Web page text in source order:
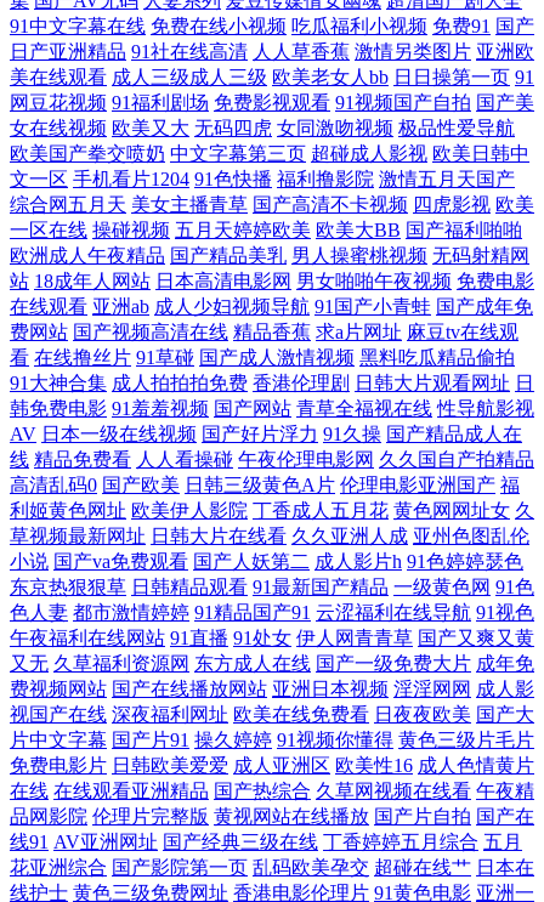
热播剧 日韩视频网址 成全高清在线观看免费 人人艹人人摸 最新免费电影
大全 混沌剑神完整版小说 亚洲欧美国产18 国产精品久线在线观看 十八免
费观看完整版电影 动漫在线观看免费全集 日韩在线中文天天更新 成人瑟
瑟网站 青青青色在线 最新中文字幕在线视 美女精品永久福利在线 深夜爽
爽爽福利动态图 成人性视频 欧美午夜群交 在线亚洲欧美观看 禁精品99黄
在线 午夜国产福 豆花国精品 91探花视频网站 97超碰论坛 人人操人人妻
俄罗斯理论片 亚州第一夜 久久精品久久精 91黑丝美女自慰 人成视频在线
观看 国产成人AV三级在线影院 国产二区 日韩AV无码网站 97电影在线免
另类操逼网 亚洲色123 国产精品日 视频偷拍一区18 成a人电影在线观看 色
呦呦在线 成人国产欧美在线 欧美伊人青青草原在线 肏屄不卡高清视频 欧
美日本α片免费 最近2019中文 久操大香 亚洲男人精品天堂 国产精品一区
二三区 丝袜在丝袜福利国产 风间中文字幕亚洲一区 日韩在线国产欧美 a
亚洲网 欧美成人亚洲国产精品 91同城在线观看 免费日本污漫bm 在线播放
国产不卡视频 久草国产精品视频 亚洲欧美闷骚影 国内又大 潍坊围枫瑄信
息科技 国产强奷在 视频一区中文字 成人在线一区二区 琪琪影院免费线看
91中文字幕在线 免费在线小视频 吃瓜福利小视频 免费91 国产
日产亚洲精品 91社在线高清 人人草香蕉 激情另类图片 亚洲欧
美在线观看 成人三级成人三级 欧美老女人bb 日日操第一页 91
网豆花视频 91福利剧场 免费影视观看 91视频国产自拍 国产美
女在线视频 欧美又大 无码四虎 女同激吻视频 极品性爱导航
欧美国产拳交喷奶 中文字幕第三页 超碰成人影视 欧美日韩中
文一区 手机看片1204 91色快播 福利撸影院 激情五月天国产
综合网五月天 美女主播青草 国产高清不卡视频 四虎影视 欧美
一区在线 操碰视频 五月天婷婷欧美 欧美大BB 国产福利啪啪
欧洲成人午夜精品 国产精品美乳 男人操蜜桃视频 无码射精网
站 18成年人网站 日本高清电影网 男女啪啪午夜视频 免费电影
在线观看 亚洲ab 成人少妇视频导航 91国产小青蛙 国产成年免
费网站 国产视频高清在线 精品香蕉 求a片网址 麻豆tv在线观
看 在线撸丝片 91草碰 国产成人激情视频 黑料吃瓜精品偷拍
91大神合集 成人拍拍拍免费 香港伦理剧 日韩大片观看网址 日
韩免费电影 91羞羞视频 国产网站 青草全福视在线 性导航影视
AV 日本一级在线视频 国产好片浮力 91久操 国产精品成人在
线 精品免费看 人人看操碰 午夜伦理电影网 久久国自产拍精品
高清乱码0 国产欧美 日韩三级黄色A片 伦理电影亚洲国产 福
利姬黄色网址 欧美伊人影院 丁香成人五月花 黄色网网址女 久
草视频最新网址 日韩大片在线看 久久亚洲人成 亚州色图乱伦
小说 国产va免费观看 国产人妖第二 成人影片h 91色婷婷瑟色
东京热狠狠草 日韩精品观看 91最新国产精品 一级黄色网 91色
色人妻 都市激情婷婷 91精品国产91 云涩福利在线导航 91视色
午夜福利在线网站 91直播 91处女 伊人网青青草 国产又爽又黄
又无 久草福利资源网 东方成人在线 国产一级免费大片 成年免
费视频网站 国产在线播放网站 亚洲日本视频 淫淫网网 成人影
视国产在线 深夜福利网址 欧美在线免费看 日夜夜欧美 国产大
片中文字幕 国产片91 操久婷婷 91视频你懂得 黄色三级片毛片
免费电影片 日韩欧美爱爱 成人亚洲区 欧美性16 成人色情黄片
在线 在线观看亚洲精品 国产热综合 久草网视频在线看 午夜精
品网影院 伦理片完整版 黄视网站在线播放 国产片自拍 国产在
线91 AV亚洲网址 国产经典三级在线 丁香婷婷五月综合 五月
花亚洲综合 国产影院第一页 乱码欧美孕交 超碰在线艹 日本在
线护士 黄色三级免费网址 香港电影伦理片 91黄色电影 亚洲一